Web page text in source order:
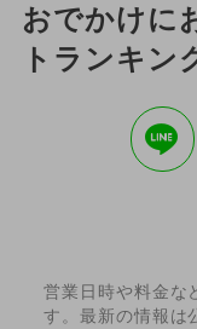
おでかけに
トランキン
営業日時や料金な
す。最新の情報は